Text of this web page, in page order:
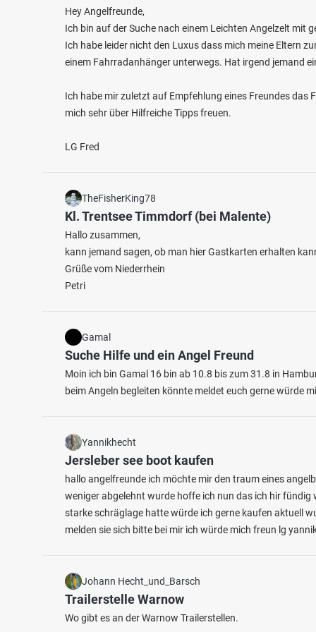
5.0
Sonstiges bei 19412 Blankenberg
Hey Angelfreunde,
Ich bin auf der Suche nach einem Leichten Angelzelt mit
Ich habe leider nicht den Luxus dass mich meine Eltern
einem Fahrradanhänger unterwegs. Hat irgend jemand
Ich habe mir zuletzt auf Empfehlung eines Freundes
mich sehr über Hilfreiche Tipps freuen.
LG Fred
TheFisherKing78
Kl. Trentsee Timmdorf (bei Malente)
Hallo zusammen,
kann jemand sagen, ob man hier Gastkarten erhalten
Grüße vom Niederrhein
Petri
Gamal
Suche Hilfe und ein Angel Freund
Moin ich bin Gamal 16 bin ab 10.8 bis zum 31.8 in
beim Angeln begleiten könnte meldet euch gerne würde
Yannikhecht
Jersleber see boot kaufen
hallo angelfreunde ich möchte mir den traum eines
weniger abgelehnt wurde hoffe ich nun das ich hir
starke schräglage hatte würde ich gerne kaufen aktuell
melden sie sich bitte bei mir ich würde mich freun lg
Johann Hecht_und_Barsch
Trailerstelle Warnow
Wo gibt es an der Warnow Trailerstellen.